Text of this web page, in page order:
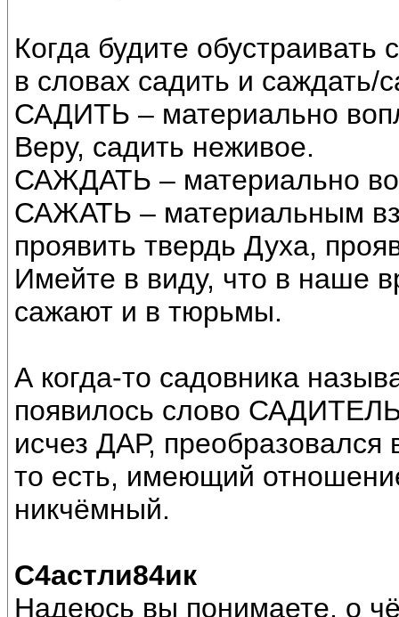
Когда будите
в словах садить и саждать/
САДИТЬ – материально
Веру, садить неживое.
САЖДАТЬ – материально
САЖАТЬ – материальным
проявить твердь Духа,
Имейте в виду, что в наше
сажают и в тюрьмы.
А когда-то садовника
появилось слово
исчез ДАР,
то есть, имеющий
никчёмный.
С4астли84ик
Надеюсь вы понимаете, о